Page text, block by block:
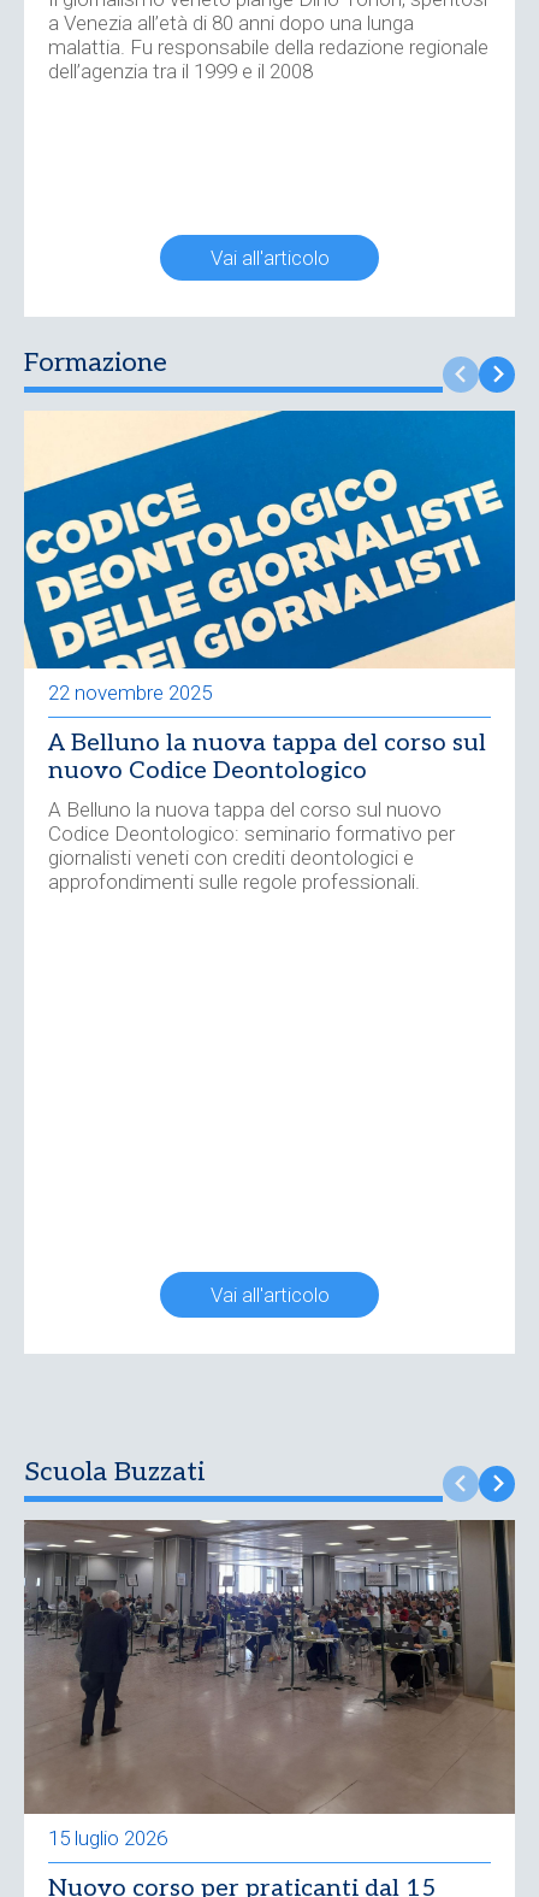
a Venezia all’età di 80 anni dopo una lunga
malattia. Fu responsabile della redazione regionale
dell’agenzia tra il 1999 e il 2008
Vai all'articolo
Formazione
22 novembre 2025
A Belluno la nuova tappa del corso sul
nuovo Codice Deontologico
A Belluno la nuova tappa del corso sul nuovo
Codice Deontologico: seminario formativo per
giornalisti veneti con crediti deontologici e
approfondimenti sulle regole professionali.
Vai all'articolo
Scuola Buzzati
15 luglio 2026
Nuovo corso per praticanti dal 15